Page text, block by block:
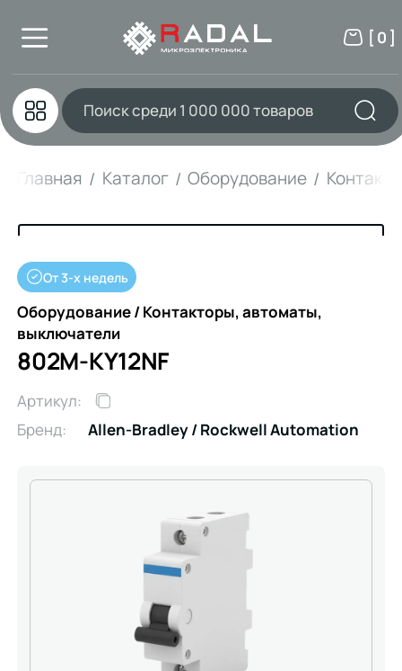
[ 0 ]
Главная Каталог Оборудование
От 3-х недель
Оборудование / Контакторы, автоматы,
выключатели
802M-KY12NF
Артикул:
Бренд:
Allen-Bradley / Rockwell Automation